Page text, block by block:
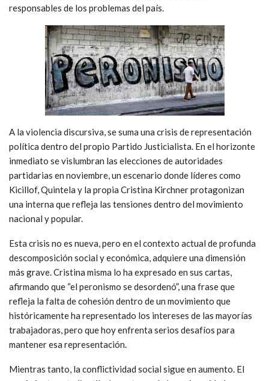
responsables de los problemas del país.
A la violencia discursiva, se suma una crisis de representación
política dentro del propio Partido Justicialista. En el horizonte
inmediato se vislumbran las elecciones de autoridades
partidarias en noviembre, un escenario donde líderes como
Kicillof, Quintela y la propia Cristina Kirchner protagonizan
una interna que refleja las tensiones dentro del movimiento
nacional y popular.
Esta crisis no es nueva, pero en el contexto actual de profunda
descomposición social y económica, adquiere una dimensión
más grave. Cristina misma lo ha expresado en sus cartas,
afirmando que “el peronismo se desordenó”, una frase que
refleja la falta de cohesión dentro de un movimiento que
históricamente ha representado los intereses de las mayorías
trabajadoras, pero que hoy enfrenta serios desafíos para
mantener esa representación.
Mientras tanto, la conflictividad social sigue en aumento. El